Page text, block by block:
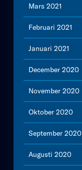
Mars 2021
Februari 2021
Januari 2021
December 2020
November 2020
Oktober 2020
September 2020
Augusti 2020